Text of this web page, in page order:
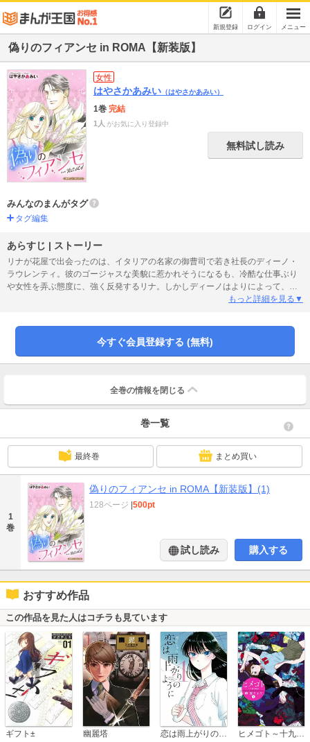
新規登録 ログイン メニュー
偽りのフィアンセ in ROMA【新装版】
女性
はやさかあみい （はやさかあみい）
1巻 完結
1人 がお気に入り登録中
無料試し読み
みんなのまんがタグ
タグ編集
あらすじ | ストーリー
リナが花屋で出会ったのは、イタリアの名家の御曹司で若き社長のディーノ・
ラウレンティ。彼のゴージャスな美貌に惹かれそうになるも、冷酷な仕事ぶり
や女性を弄ぶ態度に、強く反発するリナ。しかしディーノはよりによって、そ
んな彼女を誘惑し「縁談を断るため婚約者を演じてほしい」と申し込んで…!?※
もっと詳細を見る▼
今すぐ会員登録する (無料)
全巻の情報を 閉じる
巻一覧
最終巻 まとめ買い
1
巻
偽りのフィアンセ in ROMA【新装版】(1)
128ページ |500pt
試し読み 購入する
おすすめ作品
この作品を見た人はコチラも見ています
ギフト± 幽麗塔 ヒメゴト～十九歳の制服～